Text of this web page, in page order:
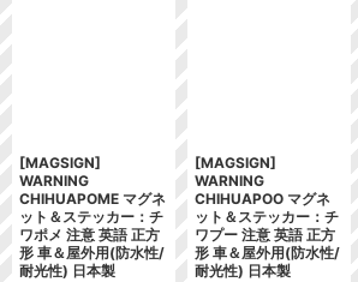
[MAGSIGN]
WARNING
CHIHUAPOME マグネ
ット＆ステッカー：チ
ワポメ 注意 英語 正方
形 車＆屋外用(防水性/
耐光性) 日本製
[MAGSIGN]
WARNING
CHIHUAPOO マグネ
ット＆ステッカー：チ
ワプー 注意 英語 正方
形 車＆屋外用(防水性/
耐光性) 日本製